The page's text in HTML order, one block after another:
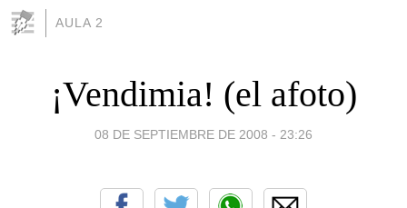
AULA 2
¡Vendimia! (el afoto)
08 DE SEPTIEMBRE DE 2008 - 23:26